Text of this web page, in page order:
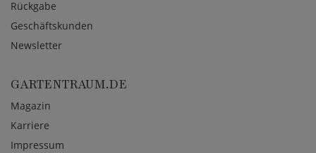
Rückgabe
Geschäftskunden
Newsletter
GARTENTRAUM.DE
Magazin
Karriere
Impressum